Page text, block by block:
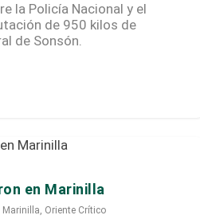
la Policía Nacional y el
de 950 kilos de
de Sonsón.
en Marinilla
Marinilla, Oriente Crítico